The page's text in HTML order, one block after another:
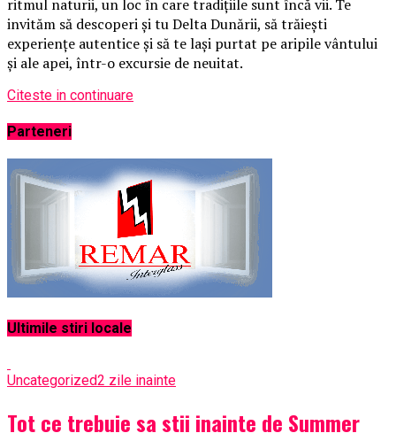
ritmul naturii, un loc în care tradițiile sunt încă vii. Te
invităm să descoperi și tu Delta Dunării, să trăiești
experiențe autentice și să te lași purtat pe aripile vântului
și ale apei, într-o excursie de neuitat.
Citeste in continuare
Parteneri
Ultimile stiri locale
Uncategorized2 zile inainte
Tot ce trebuie sa stii inainte de Summer